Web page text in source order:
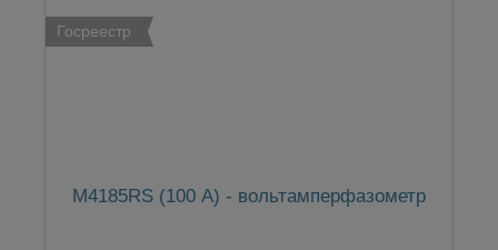
Госреестр
М4185RS (100 А) - вольтамперфазометр